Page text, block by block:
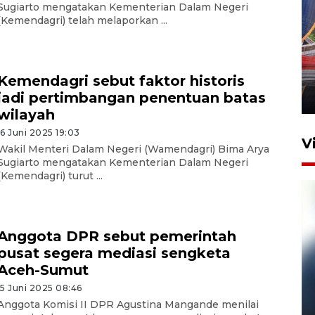
mengatakan Kementerian Dalam Negeri
telah melaporkan ...
sebut faktor historis
pertimbangan penentuan batas
Juni 2025 19:03
Menteri Dalam Negeri (Wamendagri) Bima Arya
mengatakan Kementerian Dalam Negeri
turut ...
DPR sebut pemerintah
segera mediasi sengketa
Sumut
Juni 2025 08:46
Komisi II DPR Agustina Mangande menilai
Stasiun Bogor
12 Juni 2026 18:49
Pelanggan Filaha Farm setia
sampai 8 tahan?